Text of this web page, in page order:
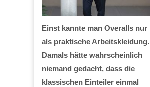
Einst kannte man Overalls nur
als praktische Arbeitskleidung.
Damals hätte wahrscheinlich
niemand gedacht, dass die
klassischen Einteiler einmal